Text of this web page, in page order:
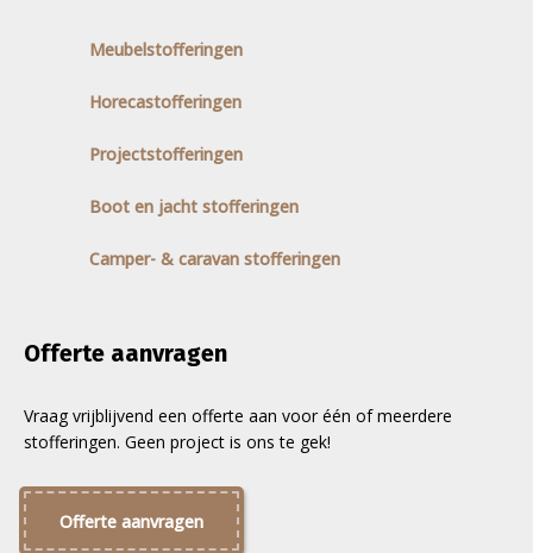
Meubelstofferingen
Horecastofferingen
Projectstofferingen
Boot en jacht stofferingen
Camper- & caravan stofferingen
Offerte aanvragen
Vraag vrijblijvend een offerte aan voor één of meerdere
stofferingen. Geen project is ons te gek!
Offerte aanvragen